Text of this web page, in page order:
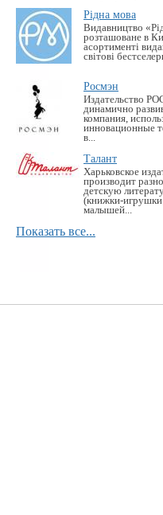
Рідна мова
Видавництво
розташоване в
асортименті
світові
Росмэн
Издательство
динамично
компания,
инновационные
в...
Талант
Харьковское
производит
детскую
(книжки-игрушки
малышей...
Показать все...